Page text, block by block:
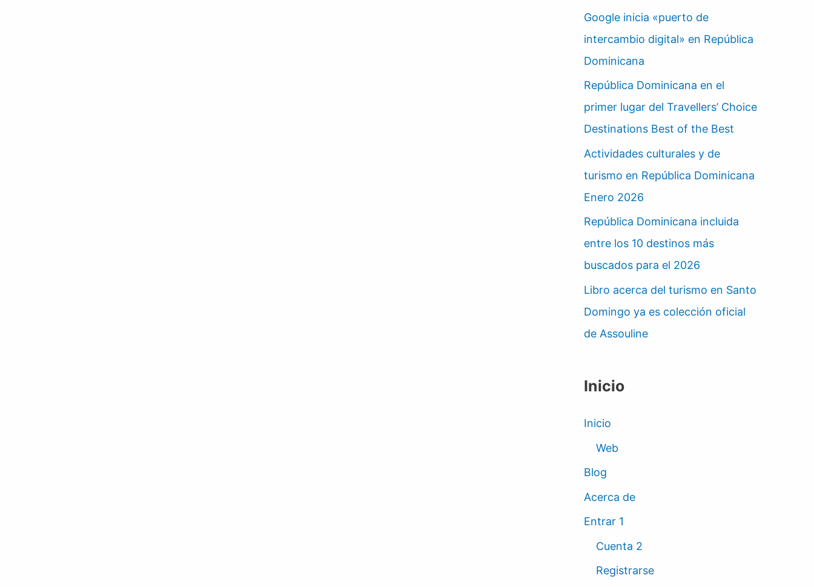
Google inicia «puerto de
intercambio digital» en República
Dominicana
República Dominicana en el
primer lugar del Travellers’ Choice
Destinations Best of the Best
Actividades culturales y de
turismo en República Dominicana
Enero 2026
República Dominicana incluida
entre los 10 destinos más
buscados para el 2026
Libro acerca del turismo en Santo
Domingo ya es colección oficial
de Assouline
Inicio
Inicio
Web
Blog
Acerca de
Entrar 1
Cuenta 2
Registrarse